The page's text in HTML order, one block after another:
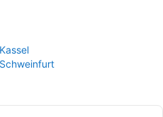
Kassel
Schweinfurt